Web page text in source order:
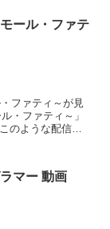
ール・ファテ
ファティ～が見
・ファティ～」
のような配信状
マー 動画